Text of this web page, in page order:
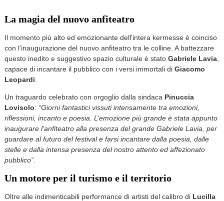
La magia del nuovo anfiteatro
Il momento più alto ed emozionante dell'intera kermesse è coinciso
con l'inaugurazione del nuovo anfiteatro tra le colline. A battezzare
questo inedito e suggestivo spazio culturale è stato Gabriele Lavia,
capace di incantare il pubblico con i versi immortali di Giacomo
Leopardi
Un traguardo celebrato con orgoglio dalla sindaca Pinuccia
Lovisolo: “Giorni fantastici vissuti intensamente tra emozioni,
riflessioni, incanto e poesia. L’emozione più grande è stata appunto
inaugurare l’anfiteatro alla presenza del grande Gabriele Lavia, per
guardare al futuro del festival e farsi incantare dalla poesia, dalle
stelle e dalla intensa presenza del nostro attento ed affezionato
pubblico”.
Un motore per il turismo e il territorio
Oltre alle indimenticabili performance di artisti del calibro di Lucilla